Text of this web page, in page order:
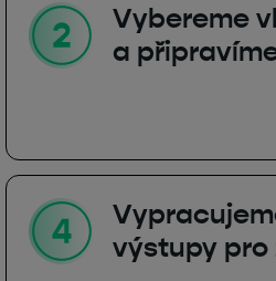
Vybereme
a
výstupy